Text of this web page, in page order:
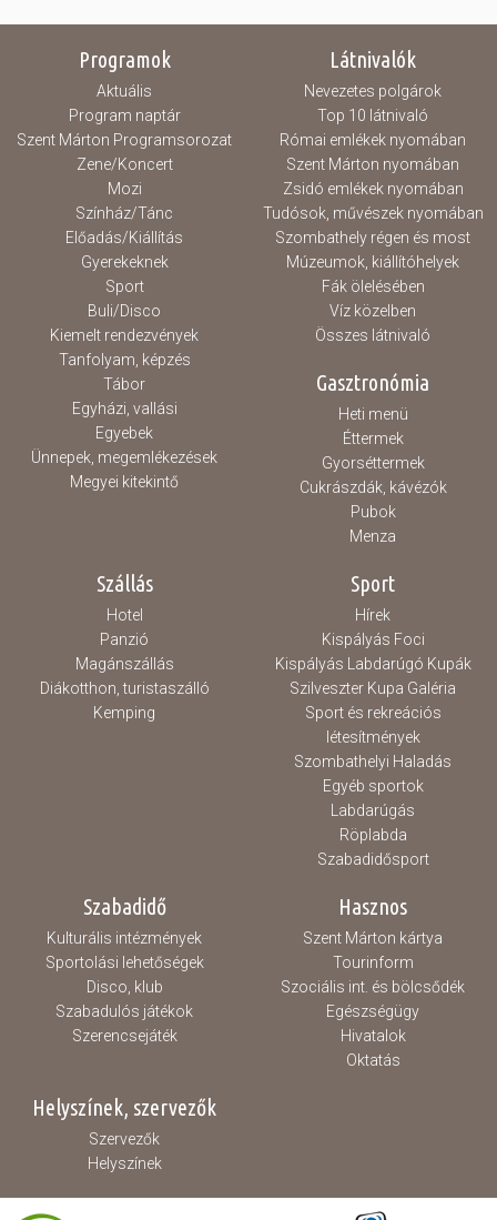
Programok
Aktuális
Program naptár
Szent Márton Programsorozat
Zene/Koncert
Mozi
Színház/Tánc
Előadás/Kiállítás
Gyerekeknek
Sport
Buli/Disco
Kiemelt rendezvények
Tanfolyam, képzés
Tábor
Egyházi, vallási
Egyebek
Ünnepek, megemlékezések
Megyei kitekintő
Látnivalók
Nevezetes polgárok
Top 10 látnivaló
Római emlékek nyomában
Szent Márton nyomában
Zsidó emlékek nyomában
Tudósok, művészek nyomában
Szombathely régen és most
Múzeumok, kiállítóhelyek
Fák ölelésében
Víz közelben
Összes látnivaló
Gasztronómia
Heti menü
Éttermek
Gyorséttermek
Cukrászdák, kávézók
Pubok
Menza
Szállás
Hotel
Panzió
Magánszállás
Diákotthon, turistaszálló
Kemping
Sport
Hírek
Kispályás Foci
Kispályás Labdarúgó Kupák
Szilveszter Kupa Galéria
Sport és rekreációs
létesítmények
Szombathelyi Haladás
Egyéb sportok
Labdarúgás
Röplabda
Szabadidősport
Szabadidő
Kulturális intézmények
Sportolási lehetőségek
Disco, klub
Szabadulós játékok
Szerencsejáték
Hasznos
Szent Márton kártya
Tourinform
Szociális int. és bölcsődék
Egészségügy
Hivatalok
Oktatás
Helyszínek, szervezők
Szervezők
Helyszínek